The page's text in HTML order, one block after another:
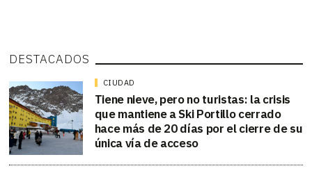
DESTACADOS
CIUDAD
Tiene nieve, pero no turistas: la crisis
que mantiene a Ski Portillo cerrado
hace más de 20 días por el cierre de su
única vía de acceso